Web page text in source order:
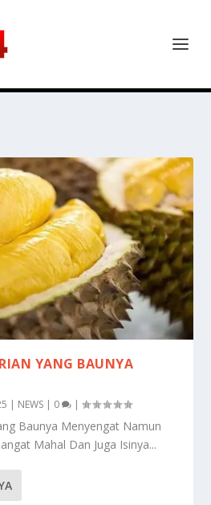
YANG BAUNYA
| NEWS | 0 |
Baunya Menyengat Namun
Mahal Dan Juga Isinya...